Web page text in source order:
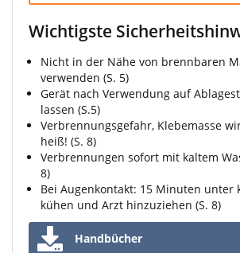
Wichtigste
Nicht in der Nähe von brennbaren
verwenden (S. 5)
Gerät nach Verwendung auf
lassen (S.5)
Verbrennungsgefahr, Klebemasse
heiß! (S. 8)
Verbrennungen sofort mit kaltem
8)
Bei Augenkontakt: 15 Minuten unter
kühen und Arzt hinzuziehen (S. 8)
Handbücher